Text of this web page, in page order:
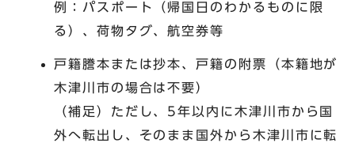
例：パスポート（帰国日のわかるものに限
る）、荷物タグ、航空券等
戸籍謄本または抄本、戸籍の附票（本籍地が
木津川市の場合は不要）
（補足）ただし、5年以内に木津川市から国
外へ転出し、そのまま国外から木津川市に転